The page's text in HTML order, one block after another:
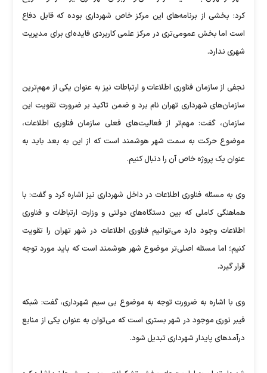
کرد: بخشی از برنامه‌های این مرکز خاص شهرداری بوده که قابل دفاع
است اما بخش عمومی‌تری در مرکز علمی کاربردی فایده‌ای برای مدیریت
شهری ندارد.
نجفی از سازمان فناوری اطلاعات و ارتباطات نیز به عنوان یکی از مهم‌ترین
سازمان‌های شهرداری تهران نام برد و ضمن تاکید بر ضرورت تقویت این
سازمان، گفت: مهم‌تر از فعالیت‌های فعلی سازمان فناوری اطلاعات،
موضوع حرکت به سمت شهر هوشمند است که از این به بعد باید به
عنوان یک پروژه خاص آن را دنبال کنیم.
وی به مسئله فناوری اطلاعات در داخل شهرداری نیز اشاره کرد و گفت: با
هماهنگی کاملی که بین دستگاه‌های دولتی و وزارت ارتباطات و فناوری
اطلاعات وجود دارد می‌توانیم فناوری اطلاعات در شهر تهران را تقویت
کنیم؛ اما مسئله اصلی‌تر موضوع شهر هوشمند است که باید مورد توجه
قرار گیرد.
وی با اشاره به ضرورت توجه به موضوع بی سیم شهرداری، گفت: شبکه
فیبر نوری موجود در شهر بستری است که می‌توان به عنوان یکی از منابع
درآمدهای پایدار شهرداری تبدیل شود.